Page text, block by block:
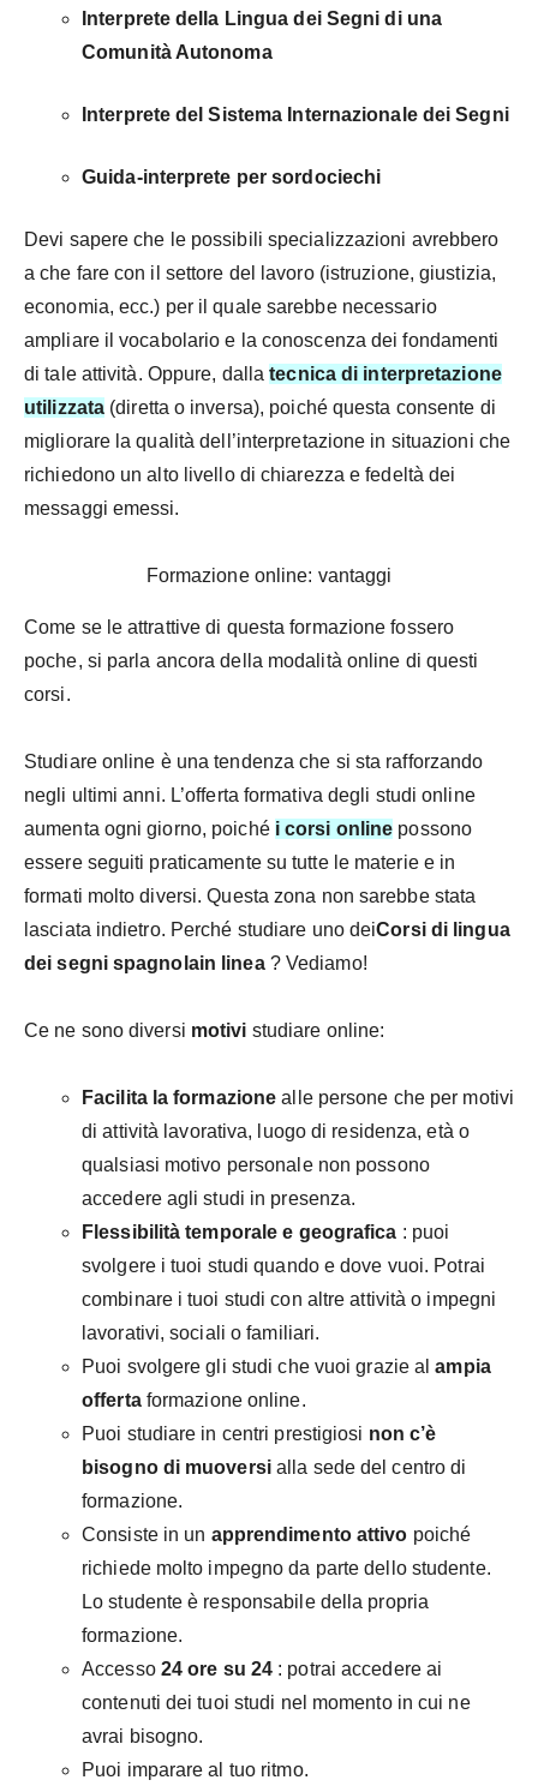
Interprete della Lingua dei Segni di una
Comunità Autonoma
Interprete del Sistema Internazionale dei Segni
Guida-interprete per sordociechi
Devi sapere che le possibili specializzazioni avrebbero
a che fare con il settore del lavoro (istruzione, giustizia,
economia, ecc.) per il quale sarebbe necessario
ampliare il vocabolario e la conoscenza dei fondamenti
di tale attività. Oppure, dallatecnica di interpretazione
utilizzata (diretta o inversa), poiché questa consente di
migliorare la qualità dell’interpretazione in situazioni che
richiedono un alto livello di chiarezza e fedeltà dei
messaggi emessi.
Formazione online: vantaggi
Come se le attrattive di questa formazione fossero
poche, si parla ancora della modalità online di questi
corsi.
Studiare online è una tendenza che si sta rafforzando
negli ultimi anni. L’offerta formativa degli studi online
aumenta ogni giorno, poiché i corsi online possono
essere seguiti praticamente su tutte le materie e in
formati molto diversi. Questa zona non sarebbe stata
lasciata indietro. Perché studiare uno deiCorsi di lingua
dei segni spagnolain linea? Vediamo!
Ce ne sono diversi motivi studiare online:
Facilita la formazione alle persone che per motivi
di attività lavorativa, luogo di residenza, età o
qualsiasi motivo personale non possono
accedere agli studi in presenza.
Flessibilità temporale e geografica : puoi
svolgere i tuoi studi quando e dove vuoi. Potrai
combinare i tuoi studi con altre attività o impegni
lavorativi, sociali o familiari.
Puoi svolgere gli studi che vuoi grazie al ampia
offerta formazione online.
Puoi studiare in centri prestigiosi non c’è
bisogno di muoversi alla sede del centro di
formazione.
Consiste in un apprendimento attivo poiché
richiede molto impegno da parte dello studente.
Lo studente è responsabile della propria
formazione.
Accesso 24 ore su 24 : potrai accedere ai
contenuti dei tuoi studi nel momento in cui ne
avrai bisogno.
Puoi imparare al tuo ritmo.